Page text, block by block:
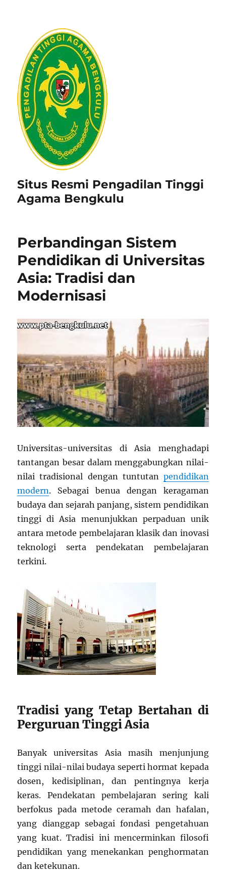
Situs Resmi Pengadilan Tinggi
Agama Bengkulu
Perbandingan Sistem
Pendidikan di Universitas
Asia: Tradisi dan
Modernisasi
Universitas-universitas di Asia menghadapi
tantangan besar dalam menggabungkan nilai-
nilai tradisional dengan tuntutan pendidikan
modern. Sebagai benua dengan keragaman
budaya dan sejarah panjang, sistem pendidikan
tinggi di Asia menunjukkan perpaduan unik
antara metode pembelajaran klasik dan inovasi
teknologi serta pendekatan pembelajaran
terkini.
Tradisi yang Tetap Bertahan di
Perguruan Tinggi Asia
Banyak universitas Asia masih menjunjung
tinggi nilai-nilai budaya seperti hormat kepada
dosen, kedisiplinan, dan pentingnya kerja
keras. Pendekatan pembelajaran sering kali
berfokus pada metode ceramah dan hafalan,
yang dianggap sebagai fondasi pengetahuan
yang kuat. Tradisi ini mencerminkan filosofi
pendidikan yang menekankan penghormatan
dan ketekunan.